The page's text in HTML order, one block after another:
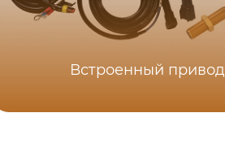
Встроенный привод